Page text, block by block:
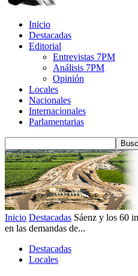
Inicio
Destacadas
Editorial
Entrevistas 7PM
Análisis 7PM
Opinión
Locales
Nacionales
Internacionales
Parlamentarias
Inicio Destacadas Sáenz y los 60
en las demandas de...
Destacadas
Locales